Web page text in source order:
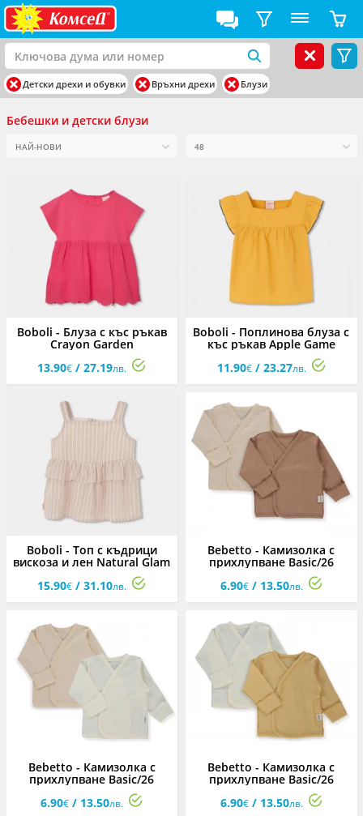
Детски дрехи и обувки Връхни дрехи Блузи
Бебешки и детски блузи
Boboli - Блуза с къс ръкав
Crayon Garden
323020/3826, момиче, 2-8 г.
13.90€ / 27.19лв.
Boboli - Поплинова блуза с
къс ръкав Apple Game
343044/1168, момиче, 2-8 г.
11.90€/ 23.27лв.
Boboli - Топ с къдрици
вискоза и лен Natural Glam
723013/9797, момиче, 4-8 г.
15.90€ / 31.10лв.
Bebetto - Камизолка с
прихлупване Basic/26
T4134BR, унисекс, 0-3 м.
6.90€/ 13.50лв.
Bebetto - Камизолка с
прихлупване Basic/26
T4134E, унисекс, 0-3 м.
6.90€ / 13.50лв.
Bebetto - Камизолка с
прихлупване Basic/26
T4134MU, унисекс, 0-3 м.
6.90€/ 13.50лв.